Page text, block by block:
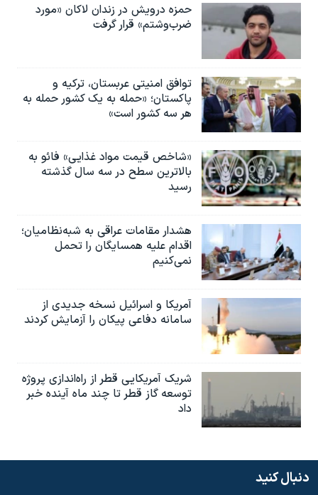
حمزه درویش در زندان لاکان «مورد
ضرب‌وشتم» قرار گرفت
توافق امنیتی عربستان، ترکیه و
پاکستان؛ «حمله به یک کشور حمله به
هر سه کشور است»
«شاخص قیمت مواد غذایی» فائو به
بالاترین سطح در سه سال گذشته
رسید
هشدار مقامات عراقی به شبه‌نظامیان؛
اقدام علیه همسایگان را تحمل
نمی‌کنیم
آمریکا و اسرائیل نسخه جدیدی از
سامانه دفاعی پیکان را آزمایش کردند
شریک آمریکایی قطر از راه‌اندازی پروژه
توسعه گاز قطر تا چند ماه آینده خبر
داد
دنبال کنید